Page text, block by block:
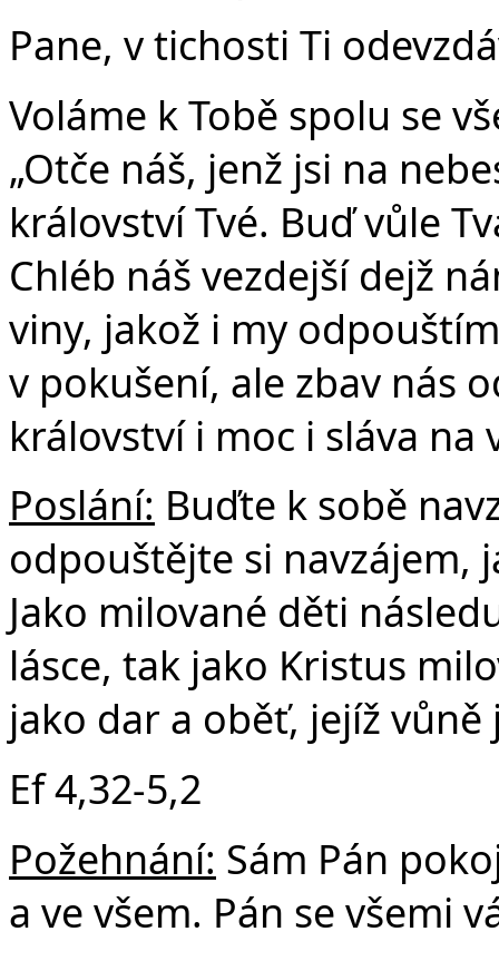
Pane, v tichosti Ti
Voláme k Tobě spolu se
„Otče náš, jenž jsi na
království Tvé. Buď vůle
Chléb náš vezdejší dejž
viny, jakož i my
v pokušení, ale zbav nás
království i moc i sláva na
Poslání: Buďte k sobě
odpouštějte si navzájem,
Jako milované děti
lásce, tak jako Kristus
jako dar a oběť, jejíž vůně
Ef 4,32-5,2
Požehnání: Sám Pán
a ve všem. Pán se všemi